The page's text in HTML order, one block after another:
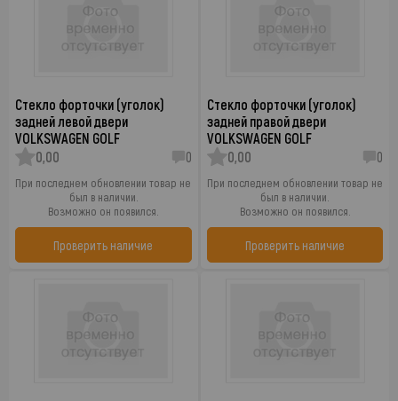
Стекло форточки (уголок)
задней левой двери
VOLKSWAGEN GOLF
0,00
0
При последнем обновлении товар не
был в наличии.
Возможно он появился.
Проверить наличие
Стекло форточки (уголок)
задней правой двери
VOLKSWAGEN GOLF
0,00
0
При последнем обновлении товар не
был в наличии.
Возможно он появился.
Проверить наличие